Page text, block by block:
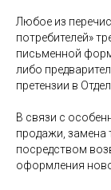
Любое из
потребителей»
письменной
либо
претензии в
В связи с
продажи, замена
посредством
оформления